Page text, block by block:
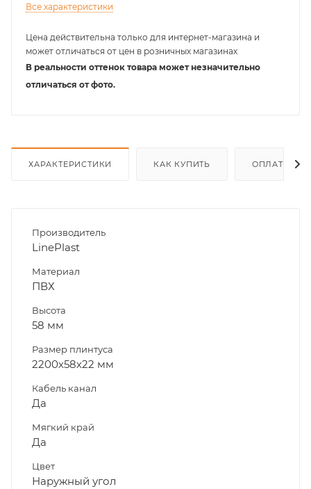
Все характеристики
Цена действительна только для интернет-магазина и
может отличаться от цен в розничных магазинах
В реальности оттенок товара может незначительно
отличаться от фото.
ХАРАКТЕРИСТИКИ КАК КУПИТЬ ОПЛАТА
Производитель
LinePlast
Материал
ПВХ
Высота
58 мм
Размер плинтуса
2200х58х22 мм
Кабель канал
Да
Мягкий край
Да
Цвет
Наружный угол